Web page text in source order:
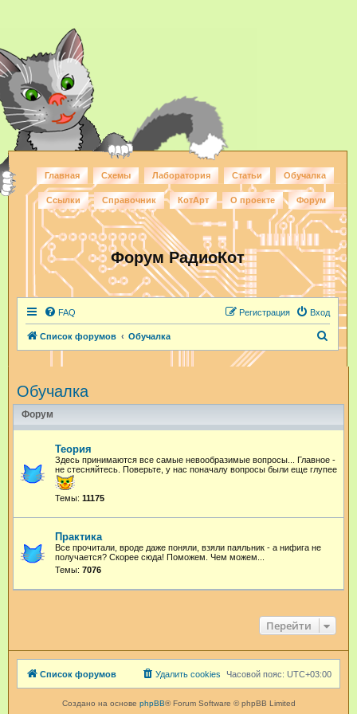
Главная Схемы Лаборатория Статьи Обучалка
Ссылки Справочник КотАрт О проекте Форум
Форум РадиоКот
FAQ Вход
Регистрация
Список форумов Обучалка
Обучалка
Форум
Теория
Здесь принимаются все самые невообразимые вопросы... Главное -
не стесняйтесь. Поверьте, у нас поначалу вопросы были еще глупее
Темы: 11175
Практика
Все прочитали, вроде даже поняли, взяли паяльник - а нифига не
получается? Скорее сюда! Поможем. Чем можем...
Темы: 7076
Перейти
Список форумов Часовой пояс: UTC+03:00
Удалить cookies
Создано на основе phpBB® Forum Software © phpBB Limited